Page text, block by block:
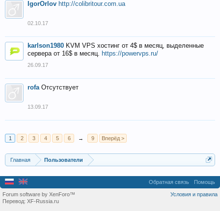
IgorOrlov http://colibritour.com.ua
02.10.17
karlson1980 KVM VPS хостинг от 4$ в месяц, выделенные
сервера от 16$ в месяц. https://powervps.ru/
26.09.17
rofa Отсутствует
13.09.17
1 2 3 4 5 6 → 9 Вперёд >
Главная Пользователи
Обратная связь Помощь
Условия и правила
Forum software by XenForo™
Перевод: XF-Russia.ru